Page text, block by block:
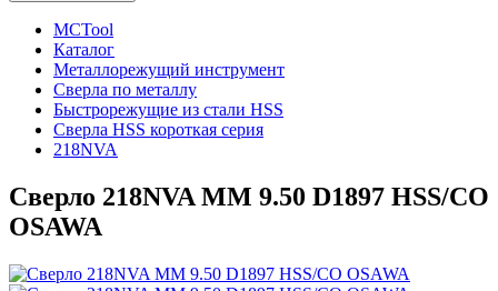
MCTool
Каталог
Металлорежущий инструмент
Сверла по металлу
Быстрорежущие из стали HSS
Сверла HSS короткая серия
218NVA
Сверло 218NVA MM 9.50 D1897 HSS/CO
OSAWA